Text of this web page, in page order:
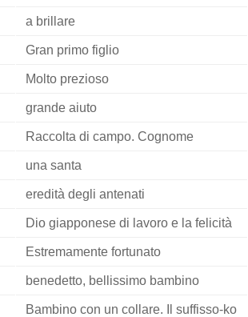
a brillare
Gran primo figlio
Molto prezioso
grande aiuto
Raccolta di campo. Cognome
una santa
eredità degli antenati
Dio giapponese di lavoro e la felicità
Estremamente fortunato
benedetto, bellissimo bambino
Bambino con un collare. Il suffisso-ko